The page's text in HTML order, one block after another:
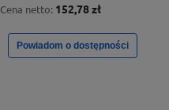
Cena netto: 152,78 zł
Powiadom o dostępności